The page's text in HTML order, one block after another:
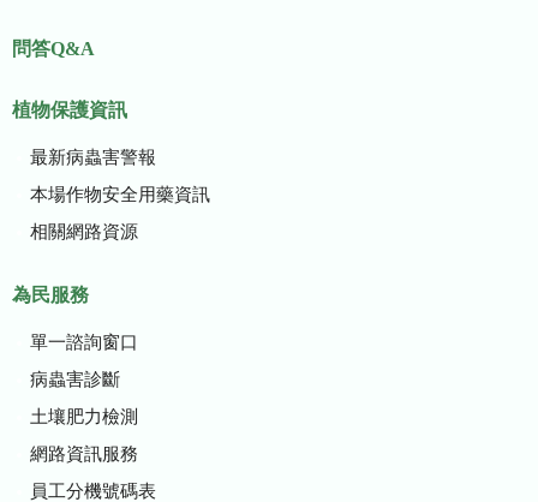
問答Q&A
植物保護資訊
最新病蟲害警報
本場作物安全用藥資訊
相關網路資源
為民服務
單一諮詢窗口
病蟲害診斷
土壤肥力檢測
網路資訊服務
員工分機號碼表